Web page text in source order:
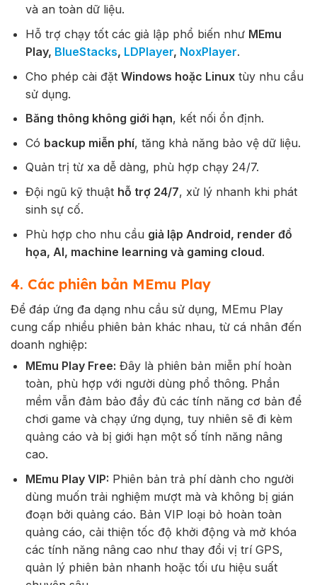
và an toàn dữ liệu.
Hỗ trợ chạy tốt các giả lập phổ biến như MEmu
Play, BlueStacks, LDPlayer, NoxPlayer.
Cho phép cài đặt Windows hoặc Linuxtùy nhu cầu
sử dụng.
Băng thông không giới hạn, kết nối ổn định.
Có backup miễn phí, tăng khả năng bảo vệ dữ liệu.
Quản trị từ xa dễ dàng, phù hợp chạy 24/7.
Đội ngũ kỹ thuật hỗ trợ 24/7, xử lý nhanh khi phát
sinh sự cố.
Phù hợp cho nhu cầu giả lập Android, render đồ
họa, AI, machine learning và gaming cloud.
4. Các phiên bản MEmu Play
Để đáp ứng đa dạng nhu cầu sử dụng, MEmu Play
cung cấp nhiều phiên bản khác nhau, từ cá nhân đến
doanh nghiệp:
MEmu Play Free: Đây là phiên bản miễn phí hoàn
toàn, phù hợp với người dùng phổ thông. Phần
mềm vẫn đảm bảo đầy đủ các tính năng cơ bản để
chơi game và chạy ứng dụng, tuy nhiên sẽ đi kèm
quảng cáo và bị giới hạn một số tính năng nâng
cao.
MEmu Play VIP: Phiên bản trả phí dành cho người
dùng muốn trải nghiệm mượt mà và không bị gián
đoạn bởi quảng cáo. Bản VIP loại bỏ hoàn toàn
quảng cáo, cải thiện tốc độ khởi động và mở khóa
các tính năng nâng cao như thay đổi vị trí GPS,
quản lý phiên bản nhanh hoặc tối ưu hiệu suất